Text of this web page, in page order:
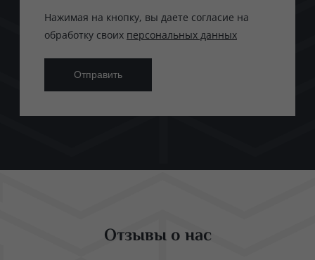
Нажимая на кнопку, вы даете согласие на
обработку своих персональных данных
Отзывы о нас